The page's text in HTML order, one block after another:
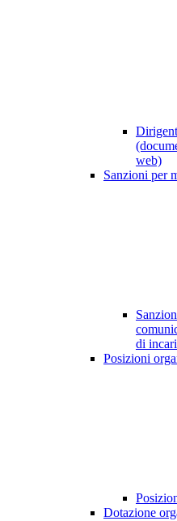
web)
Sanzioni per
di
Posizioni
Dotazione